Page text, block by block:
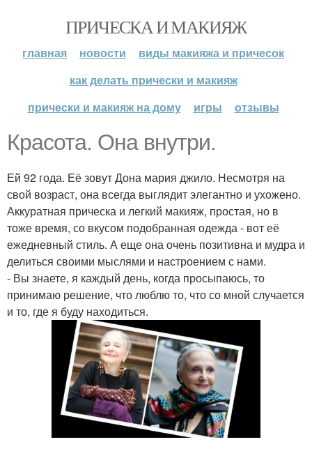
ПРИЧЕСКА И МАКИЯЖ
главная новости
виды макияжа и причесок
как делать прически и макияж
прически и макияж на дому
игры отзывы
Красота. Она внутри.
Ей 92 года. Её зовут Дона мария джило. Несмотря на
свой возраст, она всегда выглядит элегантно и ухожено.
Аккуратная прическа и легкий макияж, простая, но в
тоже время, со вкусом подобранная одежда - вот её
ежедневный стиль. А еще она очень позитивна и мудра и
делиться своими мыслями и настроением с нами.
- Вы знаете, я каждый день, когда просыпаюсь, то
принимаю решение, что люблю то, что со мной случается
и то, где я буду находиться.